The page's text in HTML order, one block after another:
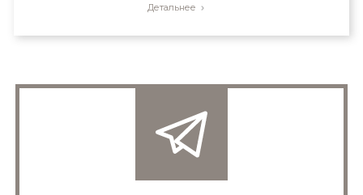
Детальнее